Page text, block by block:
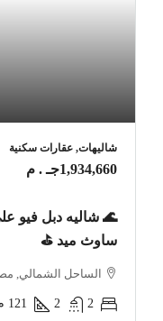
شاليهات, عقارات سكنية
1,934,660جـ . م
🌊 شاليه دبل فيو
ساوث ميد ⛳
الساحل الشمالي,
2
2
121